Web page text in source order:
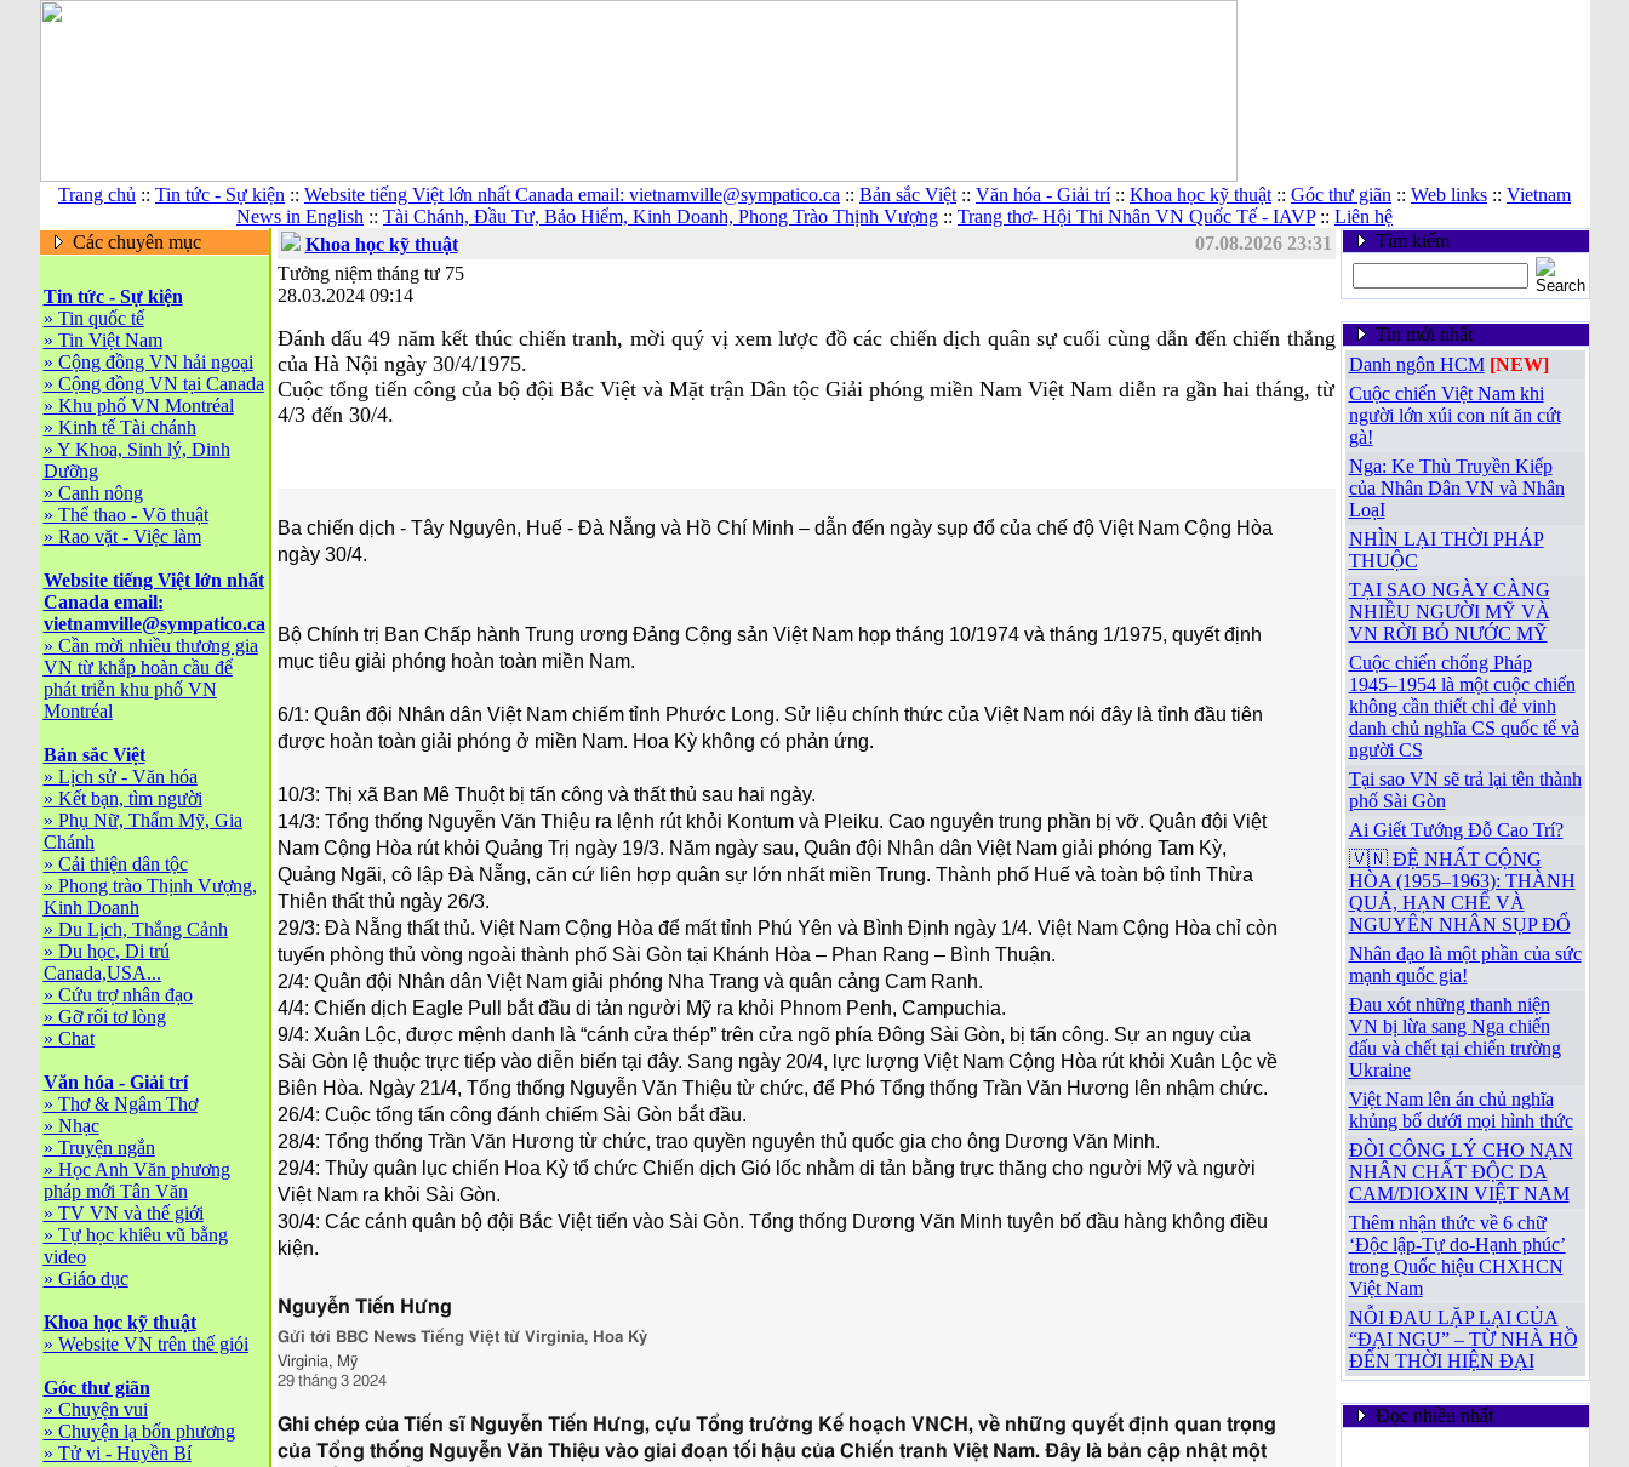
Trang chủ :: Tin tức - Sự kiện :: Website tiếng Việt lớn nhất Canada email: vietnamville@sympatico.ca :: Bản sắc Việt :: Văn hóa - Giải trí:: Khoa học kỹ thuật :: Góc thư giãn :: Web links :: Vietnam
News in English :: Tài Chánh, Đầu Tư, Bảo Hiểm, Kinh Doanh, Phong Trào Thịnh Vượng :: Trang thơ- Hội Thi Nhân VN Quốc Tế - IAVP:: Liên hệ
Các chuyên mục
Tin tức - Sự kiện
» Tin quốc tế
» Tin Việt Nam
» Cộng đồng VN hải ngoại
» Cộng đồng VN tại Canada
» Khu phố VN Montréal
» Kinh tế Tài chánh
» Y Khoa, Sinh lý, Dinh
Dưỡng
» Canh nông
» Thể thao - Võ thuật
» Rao vặt - Việc làm
Website tiếng Việt lớn nhất
Canada email:
vietnamville@sympatico.ca
» Cần mời nhiều thương gia
VN từ khắp hoàn cầu để
phát triễn khu phố VN
Montréal
Bản sắc Việt
» Lịch sử - Văn hóa
» Kết bạn, tìm người
» Phụ Nữ, Thẩm Mỹ, Gia
Chánh
» Cải thiện dân tộc
» Phong trào Thịnh Vượng,
Kinh Doanh
» Du Lịch, Thắng Cảnh
» Du học, Di trú
Canada,USA...
» Cứu trợ nhân đạo
» Gỡ rối tơ lòng
» Chat
Văn hóa - Giải trí
» Thơ & Ngâm Thơ
» Nhạc
» Truyện ngắn
» Học Anh Văn phương
pháp mới Tân Văn
» TV VN và thế giới
» Tự học khiêu vũ bằng
video
» Giáo dục
Khoa học kỹ thuật
» Website VN trên thế giói
Góc thư giãn
» Chuyện vui
» Chuyện lạ bốn phương
» Tử vi - Huyền Bí
Khoa học kỹ thuật
07.08.2026 23:31
Tưởng niệm tháng tư 75
28.03.2024 09:14
Đánh dấu 49 năm kết thúc chiến tranh, mời quý vị xem lược đồ các chiến dịch quân sự cuối cùng dẫn đến chiến thắng
của Hà Nội ngày 30/4/1975.
Cuộc tổng tiến công của bộ đội Bắc Việt và Mặt trận Dân tộc Giải phóng miền Nam Việt Nam diễn ra gần hai tháng, từ
4/3 đến 30/4.
Ba chiến dịch - Tây Nguyên, Huế - Đà Nẵng và Hồ Chí Minh – dẫn đến ngày sụp đổ của chế độ Việt Nam Cộng Hòa
ngày 30/4.
Bộ Chính trị Ban Chấp hành Trung ương Đảng Cộng sản Việt Nam họp tháng 10/1974 và tháng 1/1975, quyết định
mục tiêu giải phóng hoàn toàn miền Nam.
6/1: Quân đội Nhân dân Việt Nam chiếm tỉnh Phước Long. Sử liệu chính thức của Việt Nam nói đây là tỉnh đầu tiên
được hoàn toàn giải phóng ở miền Nam. Hoa Kỳ không có phản ứng.
10/3: Thị xã Ban Mê Thuột bị tấn công và thất thủ sau hai ngày.
14/3: Tổng thống Nguyễn Văn Thiệu ra lệnh rút khỏi Kontum và Pleiku. Cao nguyên trung phần bị vỡ. Quân đội Việt
Nam Cộng Hòa rút khỏi Quảng Trị ngày 19/3. Năm ngày sau, Quân đội Nhân dân Việt Nam giải phóng Tam Kỳ,
Quảng Ngãi, cô lập Đà Nẵng, căn cứ liên hợp quân sự lớn nhất miền Trung. Thành phố Huế và toàn bộ tỉnh Thừa
Thiên thất thủ ngày 26/3.
29/3: Đà Nẵng thất thủ. Việt Nam Cộng Hòa để mất tỉnh Phú Yên và Bình Định ngày 1/4. Việt Nam Cộng Hòa chỉ còn
tuyến phòng thủ vòng ngoài thành phố Sài Gòn tại Khánh Hòa – Phan Rang – Bình Thuận.
2/4: Quân đội Nhân dân Việt Nam giải phóng Nha Trang và quân cảng Cam Ranh.
4/4: Chiến dịch Eagle Pull bắt đầu di tản người Mỹ ra khỏi Phnom Penh, Campuchia.
9/4: Xuân Lộc, được mệnh danh là “cánh cửa thép” trên cửa ngõ phía Đông Sài Gòn, bị tấn công. Sự an nguy của
Sài Gòn lệ thuộc trực tiếp vào diễn biến tại đây. Sang ngày 20/4, lực lượng Việt Nam Cộng Hòa rút khỏi Xuân Lộc về
Biên Hòa. Ngày 21/4, Tổng thống Nguyễn Văn Thiệu từ chức, để Phó Tổng thống Trần Văn Hương lên nhậm chức.
26/4: Cuộc tổng tấn công đánh chiếm Sài Gòn bắt đầu.
28/4: Tổng thống Trần Văn Hương từ chức, trao quyền nguyên thủ quốc gia cho ông Dương Văn Minh.
29/4: Thủy quân lục chiến Hoa Kỳ tổ chức Chiến dịch Gió lốc nhằm di tản bằng trực thăng cho người Mỹ và người
Việt Nam ra khỏi Sài Gòn.
30/4: Các cánh quân bộ đội Bắc Việt tiến vào Sài Gòn. Tổng thống Dương Văn Minh tuyên bố đầu hàng không điều
kiện.
Nguyễn Tiến Hưng
Vai
trò,
Gửi tới BBC News Tiếng Việt từ Virginia, Hoa Kỳ
Virginia, Mỹ
29 tháng 3 2024
Ghi chép của Tiến sĩ Nguyễn Tiến Hưng, cựu Tổng trưởng Kế hoạch VNCH, về những quyết định quan trọng
của Tổng thống Nguyễn Văn Thiệu vào giai đoạn tối hậu của Chiến tranh Việt Nam. Đây là bản cập nhật một
Tìm kiếm
Tin mới nhất
Danh ngôn HCM [NEW]
Cuộc chiến Việt Nam khi
người lớn xúi con nít ăn cứt
gà!
Nga: Ke Thù Truyền Kiếp
của Nhân Dân VN và Nhân
LoạI
NHÌN LẠI THỜI PHÁP
THUỘC
TẠI SAO NGÀY CÀNG
NHIỀU NGƯỜI MỸ VÀ
VN RỜI BỎ NƯỚC MỸ
Cuộc chiến chống Pháp
1945–1954 là một cuộc chiến
không cần thiết chỉ đẻ vinh
danh chủ nghĩa CS quốc tế và
người CS
Tại sao VN sẽ trả lại tên thành
phố Sài Gòn
Ai Giết Tướng Đỗ Cao Trí?
🇻🇳 ĐỆ NHẤT CỘNG
HÒA (1955–1963): THÀNH
QUẢ, HẠN CHẾ VÀ
NGUYÊN NHÂN SỤP ĐỔ
Nhân đạo là một phần của sức
mạnh quốc gia!
Đau xót những thanh niện
VN bị lừa sang Nga chiến
đấu và chết tại chiến trường
Ukraine
Việt Nam lên án chủ nghĩa
khủng bố dưới mọi hình thức
ĐÒI CÔNG LÝ CHO NẠN
NHÂN CHẤT ĐỘC DA
CAM/DIOXIN VIỆT NAM
Thêm nhận thức về 6 chữ
‘Độc lập-Tự do-Hạnh phúc’
trong Quốc hiệu CHXHCN
Việt Nam
NỖI ĐAU LẶP LẠI CỦA
“ĐẠI NGU” – TỪ NHÀ HỒ
ĐẾN THỜI HIỆN ĐẠI
Đọc nhiều nhất